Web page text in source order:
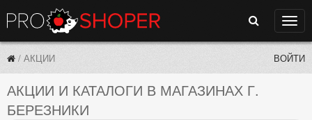
Поиск
/ АКЦИИ ВОЙТИ
АКЦИИ И КАТАЛОГИ В МАГАЗИНАХ Г.
БЕРЕЗНИКИ